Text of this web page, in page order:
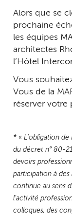
Alors que se
prochaine
les équipes
architectes
l’Hôtel
Vous
Vous de la
réserver votre
* « L’obligation
du décret n° 80-
devoirs
participation à
continue au sens
l’activité
colloques, des